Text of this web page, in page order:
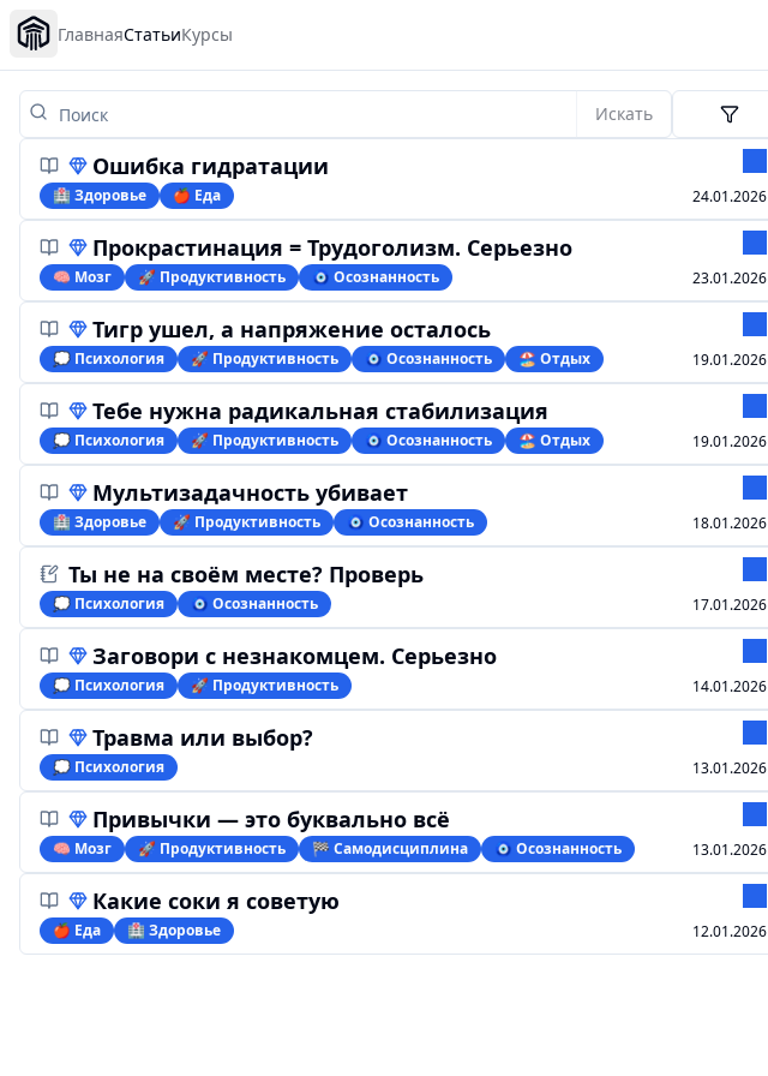
ГлавнаяСтатьиКурсы
Искать
Ошибка гидратации
🏥 Здоровье 🍎 Еда 24.01.2026
Прокрастинация = Трудоголизм. Серьезно
🧠 Мозг 🚀 Продуктивность 🧿 Осознанность 23.01.2026
Тигр ушел, а напряжение осталось
💭 Психология 🚀 Продуктивность 🧿 Осознанность 🏖️ Отдых 19.01.2026
Тебе нужна радикальная стабилизация
💭 Психология 🚀 Продуктивность 🧿 Осознанность 🏖️ Отдых 19.01.2026
Мультизадачность убивает
🏥 Здоровье 🚀 Продуктивность 🧿 Осознанность 18.01.2026
Ты не на своём месте? Проверь
💭 Психология 🧿 Осознанность 17.01.2026
Заговори с незнакомцем. Серьезно
💭 Психология 🚀 Продуктивность 14.01.2026
Травма или выбор?
💭 Психология 13.01.2026
Привычки — это буквально всё
🧠 Мозг 🚀 Продуктивность 🏁 Самодисциплина 🧿 Осознанность 13.01.2026
Какие соки я советую
🍎 Еда 🏥 Здоровье 12.01.2026